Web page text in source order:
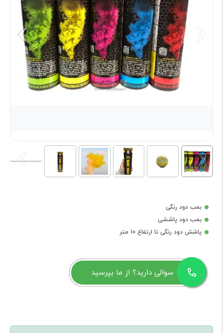
بمب دود رنگی
بمب دود پاششی
پاشش دود رنگی تا ارتفاع 10 متر
سوالی دارید؟ از ما بپرسید